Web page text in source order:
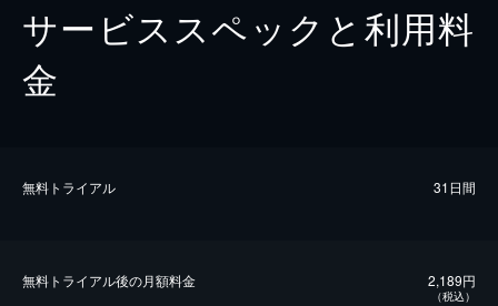
サービススペックと利用料
金
無料トライアル 31日間
無料トライアル後の⽉額料金 2,189円
（税込）